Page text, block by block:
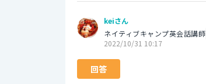
keiさん
ネイティブキャンプ英会話講師
2022/10/31 10:17
回答